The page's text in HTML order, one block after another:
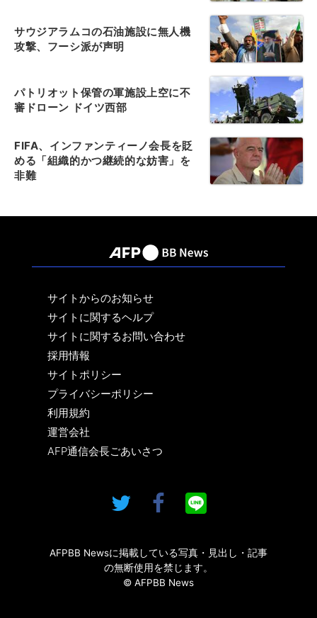
サウジアラムコの石油施設に無人機
攻撃、フーシ派が声明
パトリオット保管の軍施設上空に不
審ドローン ドイツ西部
FIFA、インファンティーノ会長を貶
める「組織的かつ継続的な妨害」を
非難
サイトからのお知らせ
サイトに関するヘルプ
サイトに関するお問い合わせ
採用情報
サイトポリシー
プライバシーポリシー
利用規約
運営会社
AFP通信会長ごあいさつ
AFPBB Newsに掲載している写真・見出し・記事
の無断使用を禁じます。
© AFPBB News